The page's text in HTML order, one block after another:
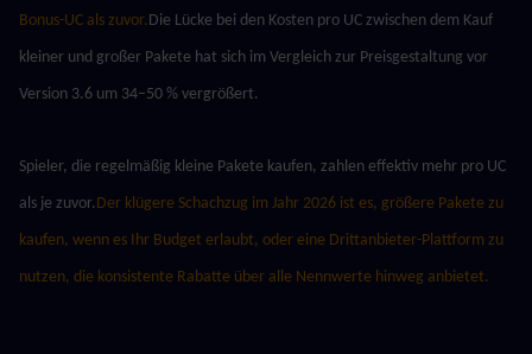
Bonus-UC als zuvor.Die Lücke bei den Kosten pro UC zwischen dem Kauf
kleiner und großer Pakete hat sich im Vergleich zur Preisgestaltung vor
Version 3.6 um 34–50 % vergrößert.
Spieler, die regelmäßig kleine Pakete kaufen, zahlen effektiv mehr pro UC
als je zuvor.Der klügere Schachzug im Jahr 2026 ist es, größere Pakete zu
kaufen, wenn es Ihr Budget erlaubt, oder eine Drittanbieter-Plattform zu
nutzen, die konsistente Rabatte über alle Nennwerte hinweg anbietet.